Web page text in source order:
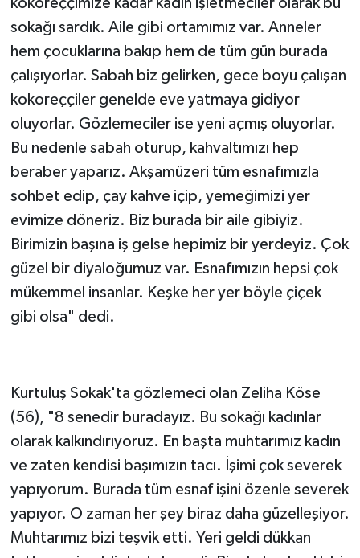
kokoreççimize kadar kadın işletmeciler olarak bu
sokağı sardık. Aile gibi ortamımız var. Anneler
hem çocuklarına bakıp hem de tüm gün burada
çalışıyorlar. Sabah biz gelirken, gece boyu çalışan
kokoreççiler genelde eve yatmaya gidiyor
oluyorlar. Gözlemeciler ise yeni açmış oluyorlar.
Bu nedenle sabah oturup, kahvaltımızı hep
beraber yaparız. Akşamüzeri tüm esnafımızla
sohbet edip, çay kahve içip, yemeğimizi yer
evimize döneriz. Biz burada bir aile gibiyiz.
Birimizin başına iş gelse hepimiz bir yerdeyiz. Çok
güzel bir diyaloğumuz var. Esnafımızın hepsi çok
mükemmel insanlar. Keşke her yer böyle çiçek
gibi olsa" dedi.
Kurtuluş Sokak'ta gözlemeci olan Zeliha Köse
(56), "8 senedir buradayız. Bu sokağı kadınlar
olarak kalkındırıyoruz. En başta muhtarımız kadın
ve zaten kendisi başımızın tacı. İşimi çok severek
yapıyorum. Burada tüm esnaf işini özenle severek
yapıyor. O zaman her şey biraz daha güzelleşiyor.
Muhtarımız bizi teşvik etti. Yeri geldi dükkan